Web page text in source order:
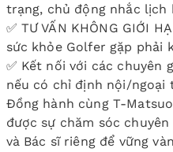
trạng, chủ động nhắc lịch
✅ TƯ VẤN KHÔNG GIỚI
sức khỏe Golfer gặp phải
✅ Kết nối với các chuyên
nếu có chỉ định nội/ngoại
Đồng hành cùng T-
được sự chăm sóc
và Bác sĩ riêng để vững